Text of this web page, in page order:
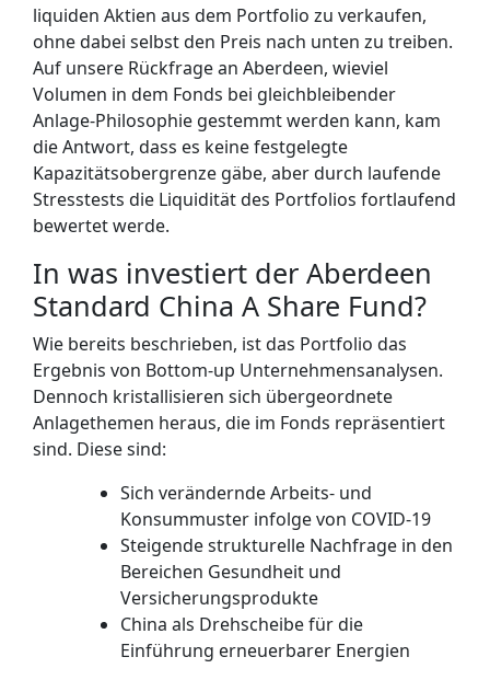
liquiden Aktien aus dem Portfolio zu verkaufen,
ohne dabei selbst den Preis nach unten zu treiben.
Auf unsere Rückfrage an Aberdeen, wieviel
Volumen in dem Fonds bei gleichbleibender
Anlage-Philosophie gestemmt werden kann, kam
die Antwort, dass es keine festgelegte
Kapazitätsobergrenze gäbe, aber durch laufende
Stresstests die Liquidität des Portfolios fortlaufend
bewertet werde.
In was investiert der Aberdeen
Standard China A Share Fund?
Wie bereits beschrieben, ist das Portfolio das
Ergebnis von Bottom-up Unternehmensanalysen.
Dennoch kristallisieren sich übergeordnete
Anlagethemen heraus, die im Fonds repräsentiert
sind. Diese sind:
Sich verändernde Arbeits- und
Konsummuster infolge von COVID-19
Steigende strukturelle Nachfrage in den
Bereichen Gesundheit und
Versicherungsprodukte
China als Drehscheibe für die
Einführung erneuerbarer Energien